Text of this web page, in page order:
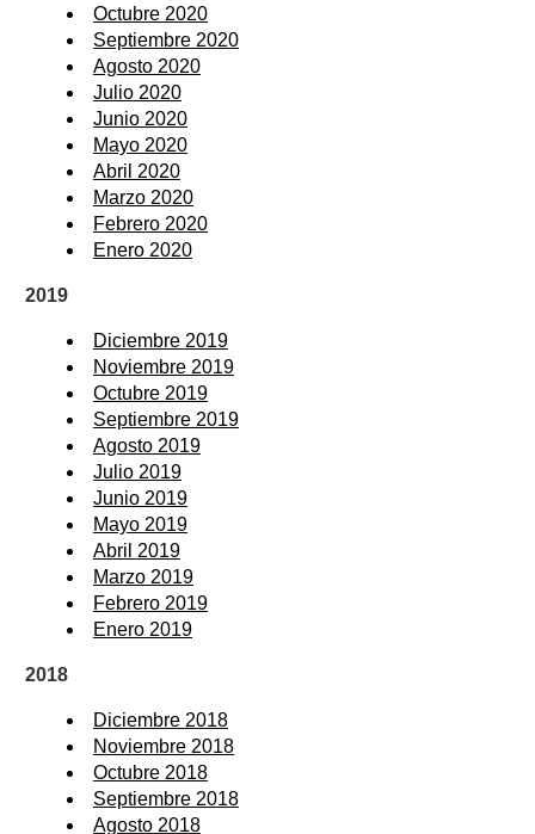
Octubre 2020
Septiembre 2020
Agosto 2020
Julio 2020
Junio 2020
Mayo 2020
Abril 2020
Marzo 2020
Febrero 2020
Enero 2020
2019
Diciembre 2019
Noviembre 2019
Octubre 2019
Septiembre 2019
Agosto 2019
Julio 2019
Junio 2019
Mayo 2019
Abril 2019
Marzo 2019
Febrero 2019
Enero 2019
2018
Diciembre 2018
Noviembre 2018
Octubre 2018
Septiembre 2018
Agosto 2018